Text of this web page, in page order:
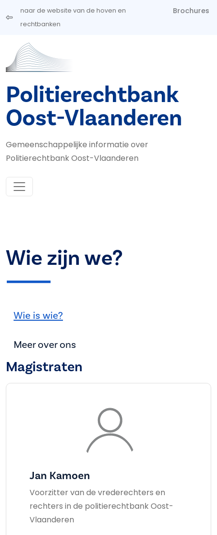
Overslaan en naar de inhoud gaan
naar de website van de hoven en
rechtbanken
Brochures
Politierechtbank
Oost-Vlaanderen
Gemeenschappelijke informatie over
Politierechtbank Oost-Vlaanderen
Wie zijn we?
Wie is wie?
Meer over ons
Magistraten
Jan Kamoen
Voorzitter van de vrederechters en
rechters in de politierechtbank Oost-
Vlaanderen